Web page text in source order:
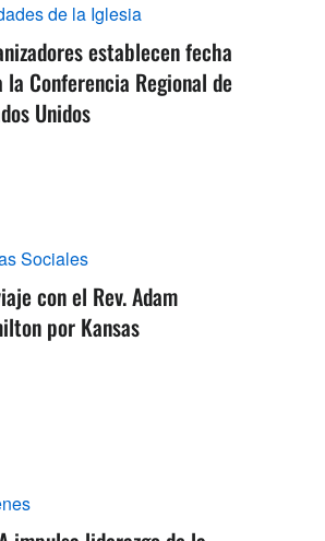
de la Iglesia
establecen fecha
la Conferencia Regional de
Unidos
Sociales
con el Rev. Adam
por Kansas